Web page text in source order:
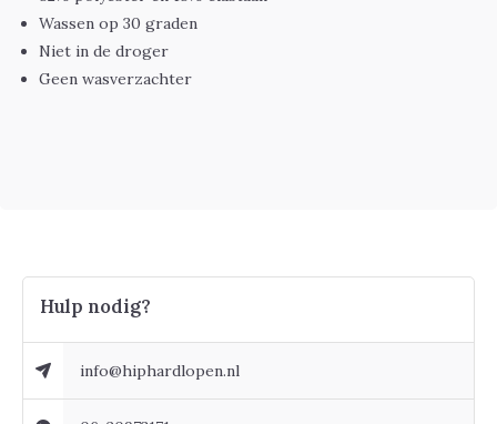
Wassen op 30 graden
Niet in de droger
Geen wasverzachter
Hulp nodig?
info@hiphardlopen.nl